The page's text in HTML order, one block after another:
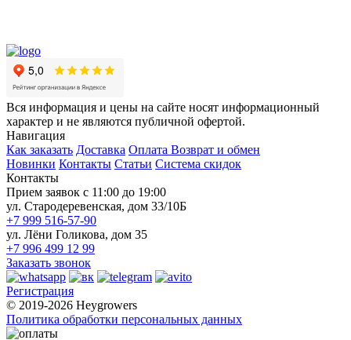
Вся информация и цены на сайте носят информационный
характер и не являются публичной офертой.
Навигация
Как заказать Доставка Оплата Возврат и обмен
Новинки Контакты Статьи Система скидок
Контакты
Прием заявок с 11:00 до 19:00
ул. Стародеревенская, дом 33/10Б
+7 999 516-57-90
ул. Лёни Голикова, дом 35
+7 996 499 12 99
Заказать звонок
Регистрация
© 2019-2026 Heygrowers
Политика обработки персональных данных